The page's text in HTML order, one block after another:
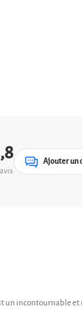
Ajouter un
un incontournable et